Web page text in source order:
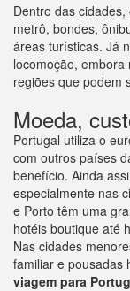
Dentro das
metrô, bondes,
áreas turísticas. Já
locomoção,
regiões que podem
Moeda,
Portugal utiliza o
com outros países
benefício. Ainda
especialmente nas
e Porto têm uma
hotéis boutique até
Nas cidades
familiar e
viagem para